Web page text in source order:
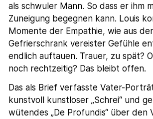
als schwuler Mann. So dass er ihm
Zuneigung begegnen kann. Louis
Momente der Empathie, wie aus
Gefrierschrank vereister Gefühle
endlich auftauen. Trauer, zu spät?
noch rechtzeitig? Das bleibt offen.
Das als Brief verfasste Vater-
kunstvoll kunstloser „Schrei“ und
wütendes „De Profundis“ über den